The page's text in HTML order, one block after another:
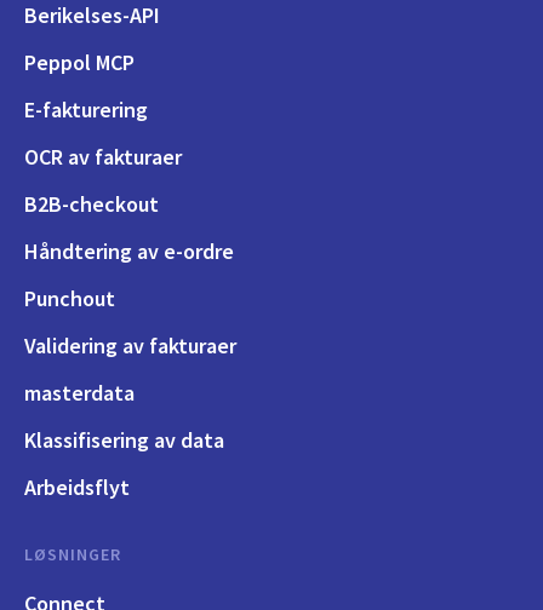
Berikelses-API
Peppol MCP
E-fakturering
OCR av fakturaer
B2B-checkout
Håndtering av e-ordre
Punchout
Validering av fakturaer
masterdata
Klassifisering av data
Arbeidsflyt
LØSNINGER
Connect